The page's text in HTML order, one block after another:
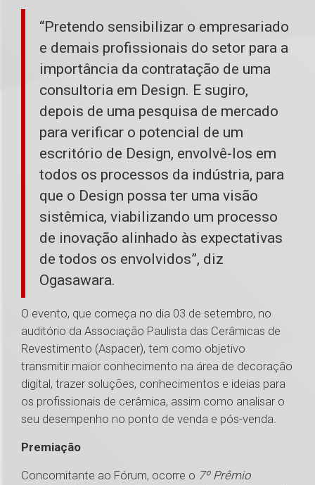
“Pretendo sensibilizar o empresariado
e demais profissionais do setor para a
importância da contratação de uma
consultoria em Design. E sugiro,
depois de uma pesquisa de mercado
para verificar o potencial de um
escritório de Design, envolvê-los em
todos os processos da indústria, para
que o Design possa ter uma visão
sistêmica, viabilizando um processo
de inovação alinhado às expectativas
de todos os envolvidos”, diz
Ogasawara.
O evento, que começa no dia 03 de setembro, no
auditório da Associação Paulista das Cerâmicas de
Revestimento (Aspacer), tem como objetivo
transmitir maior conhecimento na área de decoração
digital, trazer soluções, conhecimentos e ideias para
os profissionais de cerâmica, assim como analisar o
seu desempenho no ponto de venda e pós-venda.
Premiação
Concomitante ao Fórum, ocorre o 7º Prêmio